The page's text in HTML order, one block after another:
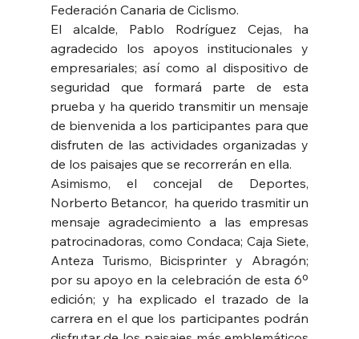
Federación Canaria de Ciclismo.
El alcalde, Pablo Rodríguez Cejas, ha
agradecido los apoyos institucionales y
empresariales; así como al dispositivo de
seguridad que formará parte de esta
prueba y ha querido transmitir un mensaje
de bienvenida a los participantes para que
disfruten de las actividades organizadas y
de los paisajes que se recorrerán en ella.
Asimismo, el concejal de Deportes,
Norberto Betancor,  ha querido trasmitir un
mensaje agradecimiento a las empresas
patrocinadoras, como Condaca; Caja Siete,
Anteza Turismo, Bicisprinter y Abragón;
por su apoyo en la celebración de esta 6º
edición; y ha explicado el trazado de la
carrera en el que los participantes podrán